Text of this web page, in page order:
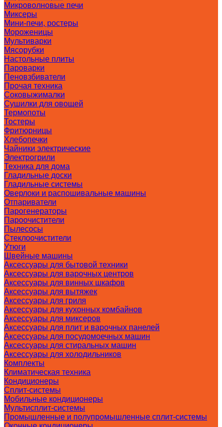
Микроволновые печи
Миксеры
Мини-печи, ростеры
Мороженицы
Мультиварки
Мясорубки
Настольные плиты
Пароварки
Пеновзбиватели
Прочая техника
Соковыжималки
Сушилки для овощей
Термопоты
Тостеры
Фритюрницы
Хлебопечки
Чайники электрические
Электрогрили
Техника для дома
Гладильные доски
Гладильные системы
Оверлоки и распошивальные машины
Отпариватели
Парогенераторы
Пароочистители
Пылесосы
Стеклоочистители
Утюги
Швейные машины
Аксессуары для бытовой техники
Аксессуары для варочных центров
Аксессуары для винных шкафов
Аксессуары для вытяжек
Аксессуары для гриля
Аксессуары для кухонных комбайнов
Аксессуары для миксеров
Аксессуары для плит и варочных панелей
Аксессуары для посудомоечных машин
Аксессуары для стиральных машин
Аксессуары для холодильников
Комплекты
Климатическая техника
Кондиционеры
Сплит-системы
Мобильные кондиционеры
Мультисплит-системы
Промышленные и полупромышленные сплит-системы